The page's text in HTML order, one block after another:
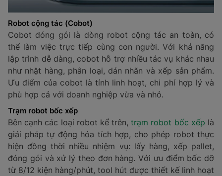
Robot cộng tác (Cobot)
Cobot đóng gói là dòng robot cộng tác an toàn, có
thể làm việc trực tiếp cùng con người. Với khả năng
lập trình dễ dàng, cobot hỗ trợ nhiều tác vụ khác nhau
như nhặt hàng, phân loại, dán nhãn và xếp sản phẩm.
Ưu điểm của cobot là tính linh hoạt, chi phí hợp lý và
phù hợp cả với doanh nghiệp vừa và nhỏ.
Trạm robot bốc xếp
Bên cạnh các loại robot kể trên,trạm robot bốc xếp là
giải pháp tự động hóa tích hợp, cho phép robot thực
hiện đồng thời nhiều nhiệm vụ: lấy hàng, xếp pallet,
đóng gói và xử lý theo đơn hàng. Với ưu điểm bốc dỡ
từ 8/12 kiện hàng/phút, tool hút được thiết kế linh hoạt